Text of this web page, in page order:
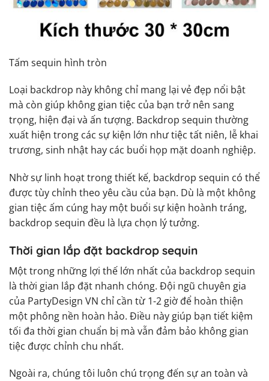
Tấm sequin hình tròn
Loại backdrop này không chỉ mang lại vẻ đẹp nổi bật
mà còn giúp không gian tiệc của bạn trở nên sang
trọng, hiện đại và ấn tượng. Backdrop sequin thường
xuất hiện trong các sự kiện lớn như tiệc tất niên, lễ khai
trương, sinh nhật hay các buổi họp mặt doanh nghiệp.
Nhờ sự linh hoạt trong thiết kế, backdrop sequin có thể
được tùy chỉnh theo yêu cầu của bạn. Dù là một không
gian tiệc ấm cúng hay một buổi sự kiện hoành tráng,
backdrop sequin đều là lựa chọn lý tưởng.
Thời gian lắp đặt backdrop sequin
Một trong những lợi thế lớn nhất của backdrop sequin
là thời gian lắp đặt nhanh chóng. Đội ngũ chuyên gia
của PartyDesign VN chỉ cần từ 1-2 giờ để hoàn thiện
một phông nền hoàn hảo. Điều này giúp bạn tiết kiệm
tối đa thời gian chuẩn bị mà vẫn đảm bảo không gian
tiệc được chỉnh chu nhất.
Ngoài ra, chúng tôi luôn chú trọng đến sự an toàn và